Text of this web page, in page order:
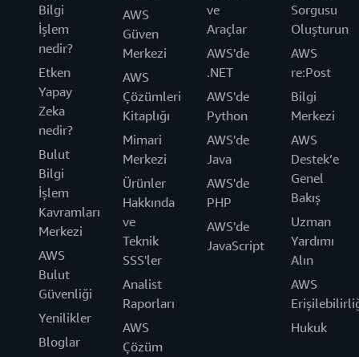
Bilgi
İşlem
nedir?
Etken
Yapay
Zeka
nedir?
Bulut
Bilgi
İşlem
Kavramları
Merkezi
AWS
Bulut
Güvenliği
Yenilikler
Bloglar
AWS
Güven
Merkezi
AWS
Çözümleri
Kitaplığı
Mimari
Merkezi
Ürünler
Hakkında
ve
Teknik
SSS'ler
Analist
Raporları
AWS
Çözüm
ve
Araçlar
AWS'de
.NET
AWS'de
Python
AWS'de
Java
AWS'de
PHP
AWS'de
JavaScript
Sorgusu
Oluşturun
AWS
re:Post
Bilgi
Merkezi
AWS
Destek’e
Genel
Bakış
Uzman
Yardımı
Alın
AWS
Hukuk